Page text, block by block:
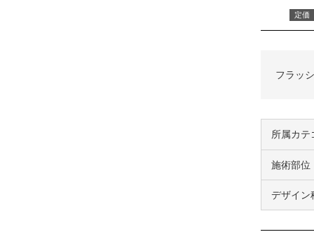
定価
フラッ
所属カテ
施術部位
デザイン